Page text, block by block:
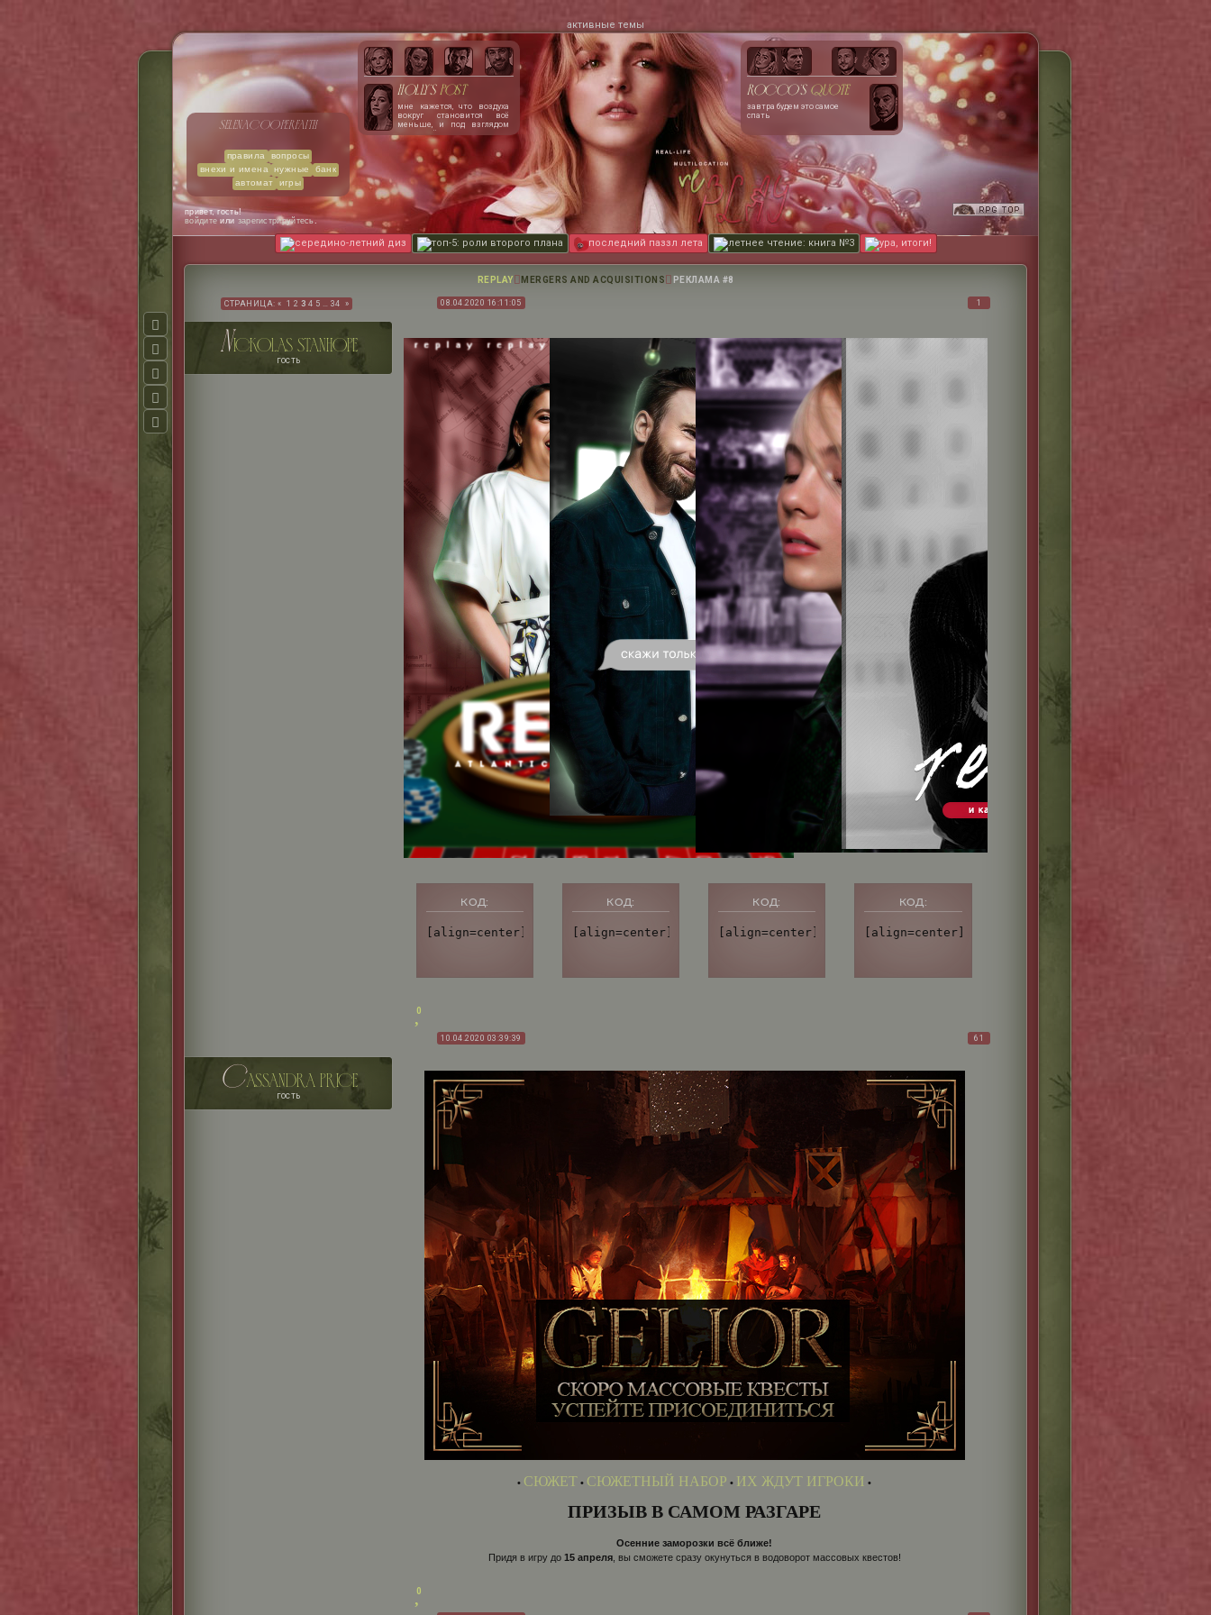
активные темы
середино-летний диз топ-5: роли второго плана последний паззл лета летнее чтение: книга №3 ура, итоги!
selenacooperfaith
правила
вопросы
внехи и имена
нужные
банк
автомат
игры
Holly'spost
мне кажется, что воздуха
вокруг становится всё
меньше, и под взглядом
нэша лёгкие сжимаются,
словно сжатые тугими
обручами. чертовски
хочется расплакаться. или
закричать. сердце
колотится как ослепшая от
паники птица, запертая в
стеклянном ящике.
Rocco'squote
завтра будем это самое
спать
привет, гость!
войдите или зарегистрируйтесь.
REPLAY MERGERS AND ACQUISITIONS РЕКЛАМА #8
СТРАНИЦА: « 1 2 3 4 5 … 34 » 1
08.04.2020 16:11:05
nickolas stanhope
гость
КОД:
[align=center][url=http://replay.rusff.me/][img]https://i.imgur.com/hPXSNmm.png[/img][/url][/align]
КОД:
[align=center][url=http://replay.rusff.me/][img]https://i.imgur.com/TdEkOcl.png[/
КОД:
[align=center][url=http://replay.rusff.me/][img]https://
КОД:
[align=center][url=http://replay.rusff.me/
0
61
10.04.2020 03:39:39
cassandra price
гость
• СЮЖЕТ • СЮЖЕТНЫЙ НАБОР • ИХ ЖДУТ ИГРОКИ •
ПРИЗЫВ В САМОМ РАЗГАРЕ
Осенние заморозки всё ближе!
Придя в игру до 15 апреля, вы сможете сразу окунуться в водоворот массовых квестов!
0